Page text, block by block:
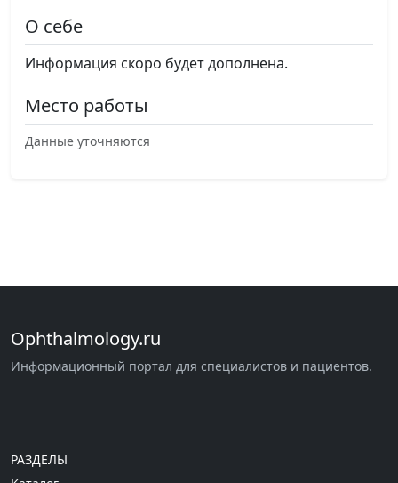
О себе
Информация скоро будет дополнена.
Место работы
Данные уточняются
Ophthalmology.ru
Информационный портал для специалистов и пациентов.
РАЗДЕЛЫ